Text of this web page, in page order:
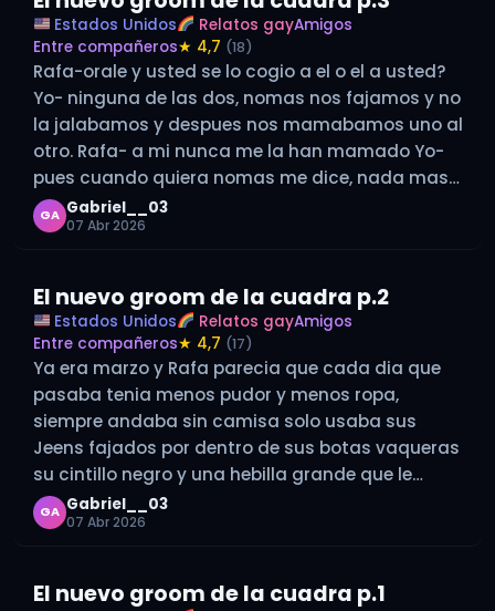
Estados Unidos Relatos gayAmigos
Entre compañeros★ 4,7 (18)
Rafa-orale y usted se lo cogio a el o el a usted?
Yo- ninguna de las dos, nomas nos fajamos y no
la jalabamos y despues nos mamabamos uno al
otro. Rafa- a mi nunca me la han mamado Yo-
pues cuando quiera nomas me dice, nada mas
que tiene…
GA Gabriel__03
07 Abr 2026
El nuevo groom de la cuadra p.2
Estados Unidos Relatos gayAmigos
Entre compañeros★ 4,7 (17)
Ya era marzo y Rafa parecia que cada dia que
pasaba tenia menos pudor y menos ropa,
siempre andaba sin camisa solo usaba sus
Jeens fajados por dentro de sus botas vaqueras
su cintillo negro y una hebilla grande que le
quedaban bastante bien. Con el paso de los
dias…
GA Gabriel__03
07 Abr 2026
El nuevo groom de la cuadra p.1